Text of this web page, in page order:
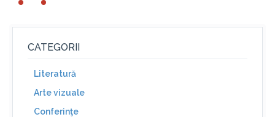
CATEGORII
Literatură
Arte vizuale
Conferinţe